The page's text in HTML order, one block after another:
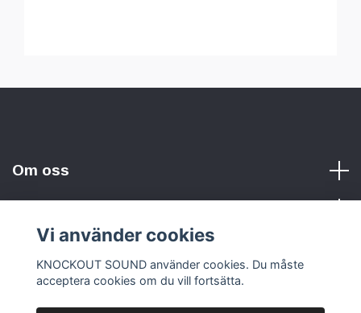
Om oss
Sociala medier
Vi använder cookies
KNOCKOUT SOUND använder cookies. Du måste
acceptera cookies om du vill fortsätta.